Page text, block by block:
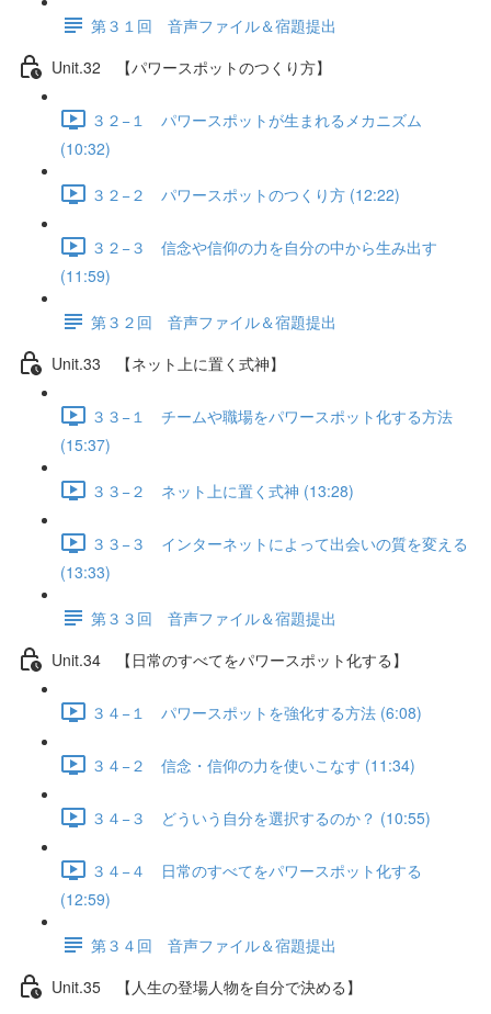
第３１回 音声ファイル＆宿題提出
Unit.32 【パワースポットのつくり方】
３２−１ パワースポットが生まれるメカニズム
(10:32)
３２−２ パワースポットのつくり方 (12:22)
３２−３ 信念や信仰の力を自分の中から生み出す
(11:59)
第３２回 音声ファイル＆宿題提出
Unit.33 【ネット上に置く式神】
３３−１ チームや職場をパワースポット化する方法
(15:37)
３３−２ ネット上に置く式神 (13:28)
３３−３ インターネットによって出会いの質を変える
(13:33)
第３３回 音声ファイル＆宿題提出
Unit.34 【日常のすべてをパワースポット化する】
３４−１ パワースポットを強化する方法 (6:08)
３４−２ 信念・信仰の力を使いこなす (11:34)
３４−３ どういう自分を選択するのか？ (10:55)
３４−４ 日常のすべてをパワースポット化する
(12:59)
第３４回 音声ファイル＆宿題提出
Unit.35 【人生の登場人物を自分で決める】